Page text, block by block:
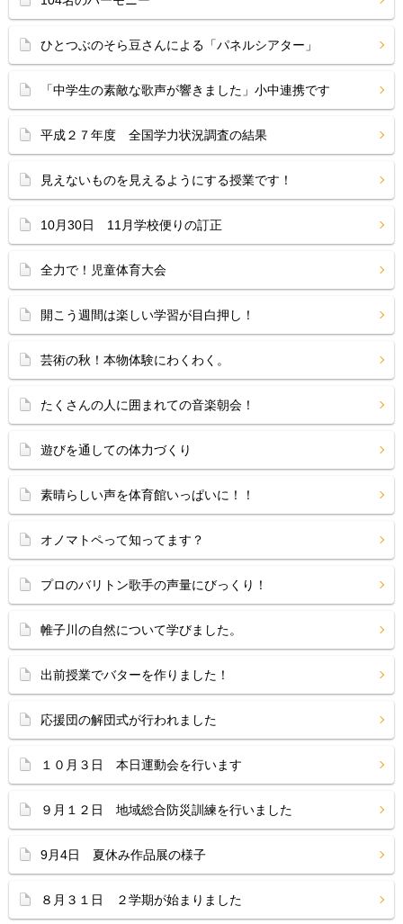
ひとつぶのそら豆さんによる「パネルシアター」
「中学生の素敵な歌声が響きました」小中連携です
平成２７年度 全国学力状況調査の結果
見えないものを見えるようにする授業です！
10月30日 11月学校便りの訂正
全力で！児童体育大会
開こう週間は楽しい学習が目白押し！
芸術の秋！本物体験にわくわく。
たくさんの人に囲まれての音楽朝会！
遊びを通しての体力づくり
素晴らしい声を体育館いっぱいに！！
オノマトペって知ってます？
プロのバリトン歌手の声量にびっくり！
帷子川の自然について学びました。
出前授業でバターを作りました！
応援団の解団式が行われました
１０月３日 本日運動会を行います
９月１２日 地域総合防災訓練を行いました
9月4日 夏休み作品展の様子
８月３１日 ２学期が始まりました